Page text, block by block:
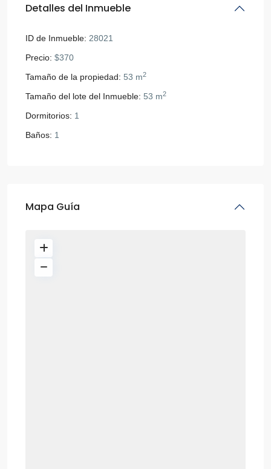
Detalles del Inmueble
ID de Inmueble: 28021
Precio: $370
Tamaño de la propiedad: 53 m2
Tamaño del lote del Inmueble: 53 m2
Dormitorios: 1
Baños: 1
Mapa Guía